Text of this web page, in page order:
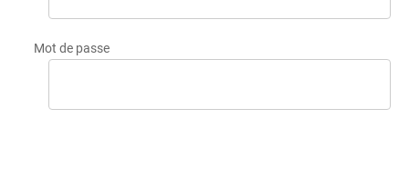
Mot de passe